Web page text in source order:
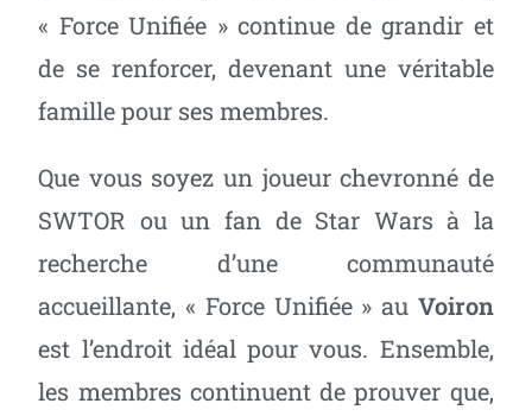
« Force Unifiée » continue de grandir et
de se renforcer, devenant une véritable
famille pour ses membres.
Que vous soyez un joueur chevronné de
SWTOR ou un fan de Star Wars à la
recherche d’une communauté
accueillante, « Force Unifiée » au Voiron
est l’endroit idéal pour vous. Ensemble,
les membres continuent de prouver que,